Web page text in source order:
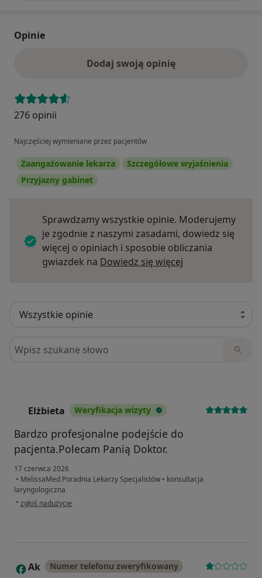
Opinie
Dodaj swoją opinię
276 opinii
Najczęściej wymieniane przez pacjentów
Zaangażowanie lekarza
Szczegółowe wyjaśnienia
Przyjazny gabinet
Sprawdzamy wszystkie opinie. Moderujemy
je zgodnie z naszymi zasadami, dowiedz się
więcej o opiniach i sposobie obliczania
gwiazdek na Dowiedz się więcej
Szukaj w opiniach
Elżbieta Weryfikacja wizyty
Bardzo profesjonalne podejście do
pacjenta.Polecam Panią Doktor.
17 czerwca 2026
• MelissaMed Poradnia Lekarzy Specjalistów • konsultacja
laryngologiczna
• w opinii użytkownika Elżbieta
zgłoś nadużycie
A Ak Numer telefonu zweryfikowany